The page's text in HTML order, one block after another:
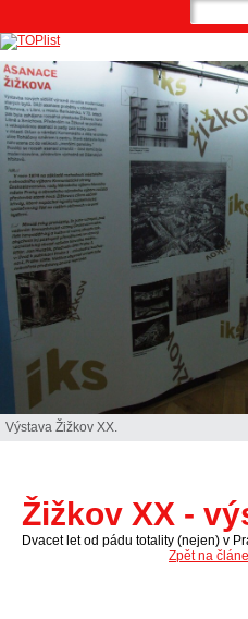
Výstava Žižkov XX.
Žižkov XX -
Dvacet let od pádu totality (nejen) v
Zpět na